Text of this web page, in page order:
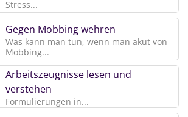
Stress...
Gegen Mobbing wehren
Was kann man tun, wenn man akut von
Mobbing...
Arbeitszeugnisse lesen und
verstehen
Formulierungen in...